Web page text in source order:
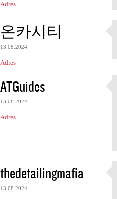
Adres
온카시티
13.08.2024
Adres
ATGuides
13.08.2024
Adres
thedetailingmafia
13.08.2024